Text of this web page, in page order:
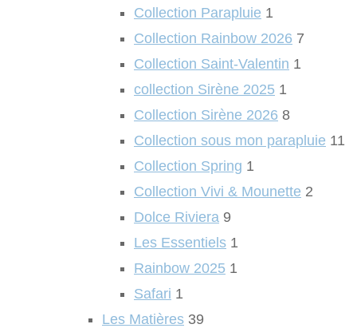
Collection Parapluie 1
Collection Rainbow 2026 7
Collection Saint-Valentin 1
collection Sirène 2025 1
Collection Sirène 2026 8
Collection sous mon parapluie 11
Collection Spring 1
Collection Vivi & Mounette 2
Dolce Riviera 9
Les Essentiels 1
Rainbow 2025 1
Safari 1
Les Matières 39